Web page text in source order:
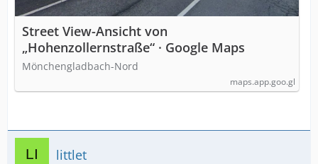
Street View-Ansicht von
„Hohenzollernstraße“ · Google Maps
Mönchengladbach-Nord
maps.app.goo.gl
littlet